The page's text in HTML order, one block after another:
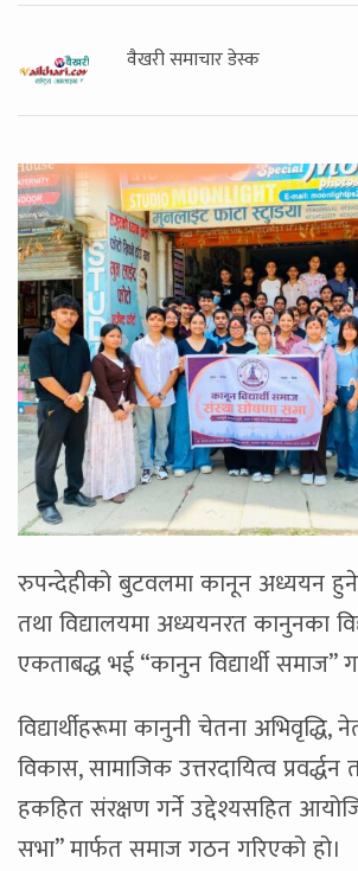
वैखरी समाचार डेस्क
रुपन्देहीको बुटवलमा कानून अध्ययन
तथा विद्यालयमा अध्ययनरत कानुनका
एकताबद्ध भई “कानुन विद्यार्थी
विद्यार्थीहरूमा कानुनी चेतना अभिवृद्धि,
विकास, सामाजिक उत्तरदायित्व प्रवर्द्धन
हकहित संरक्षण गर्ने उद्देश्यसहित
सभा” मार्फत समाज गठन गरिएको हो।